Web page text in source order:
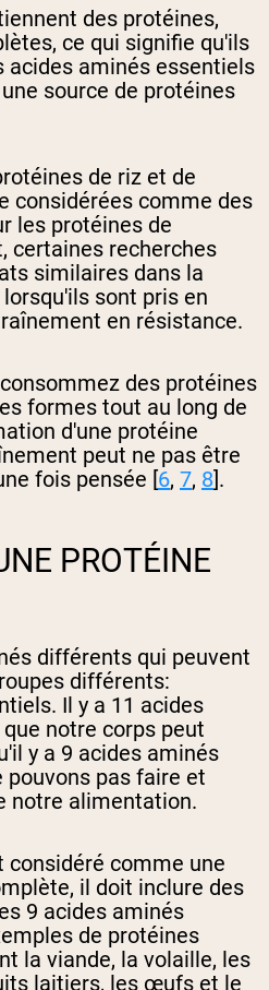
des protéines,
ce qui signifie qu'ils
acides aminés essentiels
source de protéines
de riz et de
considérées comme des
les protéines de
certaines recherches
similaires dans la
sont pris en
en résistance.
des protéines
formes tout au long de
d'une protéine
peut ne pas être
fois pensée [6, 7, 8].
PROTÉINE
différents qui peuvent
différents:
Il y a 11 acides
notre corps peut
y a 9 acides aminés
pouvons pas faire et
notre alimentation.
considéré comme une
il doit inclure des
9 acides aminés
de protéines
la viande, la volaille, les
laitiers, les œufs et le